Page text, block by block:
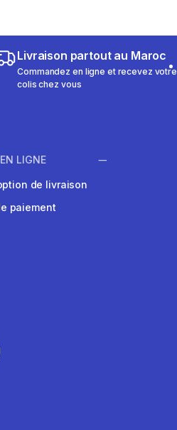
Livraison partout au Maroc
Commandez en ligne et recevez votre
colis chez vous
LIGNE
de livraison
paiement